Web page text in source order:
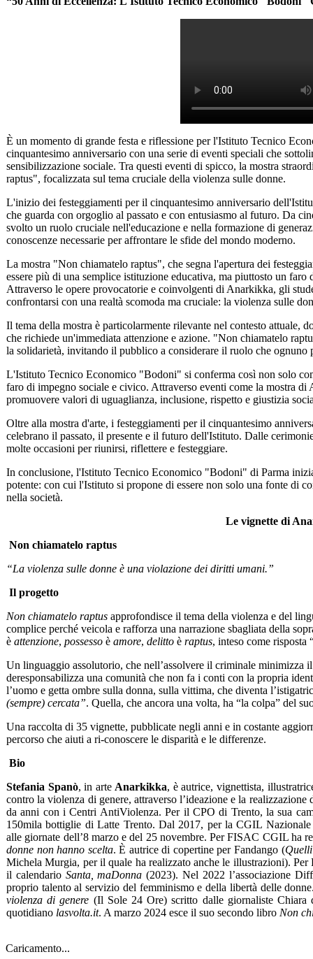
È un momento di grande festa e riflessione per l'Istituto Tecnico
cinquantesimo anniversario con una serie di eventi speciali che
sensibilizzazione sociale. Tra questi eventi di spicco, la mostra
raptus", focalizzata sul tema cruciale della violenza sulle donne.
L'inizio dei festeggiamenti per il cinquantesimo anniversario
che guarda con orgoglio al passato e con entusiasmo al futuro. Da
svolto un ruolo cruciale nell'educazione e nella formazione di
conoscenze necessarie per affrontare le sfide del mondo moderno.
La mostra "Non chiamatelo raptus", che segna l'apertura dei
essere più di una semplice istituzione educativa, ma piuttosto un
Attraverso le opere provocatorie e coinvolgenti di Anarkikka, gli
confrontarsi con una realtà scomoda ma cruciale: la violenza sulle
Il tema della mostra è particolarmente rilevante nel contesto attuale,
che richiede un'immediata attenzione e azione. "Non chiamatelo
la solidarietà, invitando il pubblico a considerare il ruolo che
L'Istituto Tecnico Economico "Bodoni" si conferma così non solo
faro di impegno sociale e civico. Attraverso eventi come la mostra
promuovere valori di uguaglianza, inclusione, rispetto e giustizia
Oltre alla mostra d'arte, i festeggiamenti per il cinquantesimo
celebrano il passato, il presente e il futuro dell'Istituto. Dalle
molte occasioni per riunirsi, riflettere e festeggiare.
In conclusione, l'Istituto Tecnico Economico "Bodoni" di Parma
potente: con cui l'Istituto si propone di essere non solo una fonte di
nella società.
Le vignette di
Non chiamatelo raptus
“La violenza sulle donne è una violazione dei diritti umani.”
Il progetto
Non chiamatelo raptus approfondisce il tema della violenza e del
complice perché veicola e rafforza una narrazione sbagliata della
è attenzione, possesso è amore, delitto è raptus, inteso come risposta
Un linguaggio assolutorio, che nell’assolvere il criminale minimizza
deresponsabilizza una comunità che non fa i conti con la propria
l’uomo e getta ombre sulla donna, sulla vittima, che diventa
(sempre) cercata”. Quella, che ancora una volta, ha “la colpa” del
Una raccolta di 35 vignette, pubblicate negli anni e in costante
percorso che aiuti a ri-conoscere le disparità e le differenze.
Bio
Stefania Spanò, in arte Anarkikka, è autrice, vignettista,
contro la violenza di genere, attraverso l’ideazione e la
da anni con i Centri AntiViolenza. Per il CPO di Trento, la sua
150mila bottiglie di Latte Trento. Dal 2017, per la CGIL
alle giornate dell’8 marzo e del 25 novembre. Per FISAC CGIL ha
donne non hanno scelta. È autrice di copertine per Fandango (
Michela Murgia, per il quale ha realizzato anche le illustrazioni).
il calendario Santa, maDonna(2023). Nel 2022 l’associazione
proprio talento al servizio del femminismo e della libertà delle
violenza di genere (Il Sole 24 Ore) scritto dalle giornaliste
quotidiano lasvolta.it. A marzo 2024 esce il suo secondo libro Non
Caricamento...